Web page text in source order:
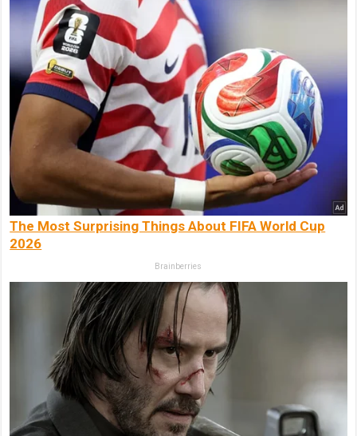
The Most Surprising Things About FIFA World Cup
2026
Brainberries